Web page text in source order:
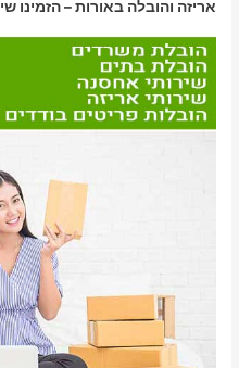
אריזה והובלה באורות – הזמינו